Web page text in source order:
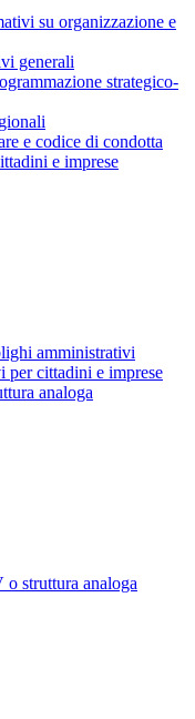
su organizzazione e
generali
strategico-
e codice di condotta
e imprese
amministrativi
per cittadini e imprese
analoga
struttura analoga